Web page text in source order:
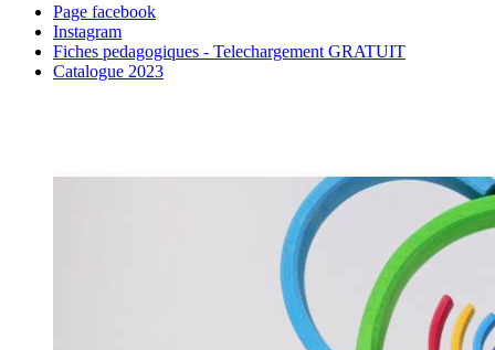
Page facebook
Instagram
Fiches pedagogiques - Telechargement GRATUIT
Catalogue 2023